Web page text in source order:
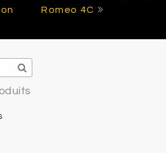
Romeo 4C